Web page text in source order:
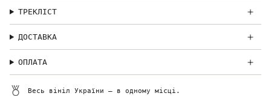
ТРЕКЛІСТ
ДОСТАВКА
ОПЛАТА
Весь вініл України — в одному місці.